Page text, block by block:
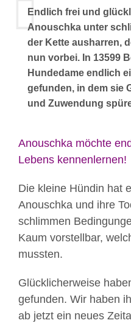
Endlich frei und
Anouschka unter
der Kette ausharren,
nun vorbei. In 13599
Hundedame endlich
gefunden, in dem sie
und Zuwendung
Anouschka möchte
Lebens kennenlernen!
Die kleine Hündin hat
Anouschka und ihre
schlimmen
Kaum vorstellbar,
mussten.
Glücklicherweise
gefunden. Wir haben
ab jetzt ein neues